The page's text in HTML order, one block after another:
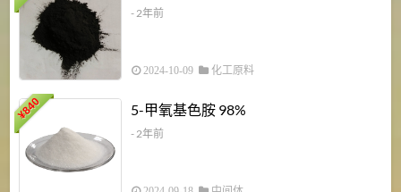
- 2年前
2024-10-09 化工原料
¥
840 5-甲氧基色胺 98%
- 2年前